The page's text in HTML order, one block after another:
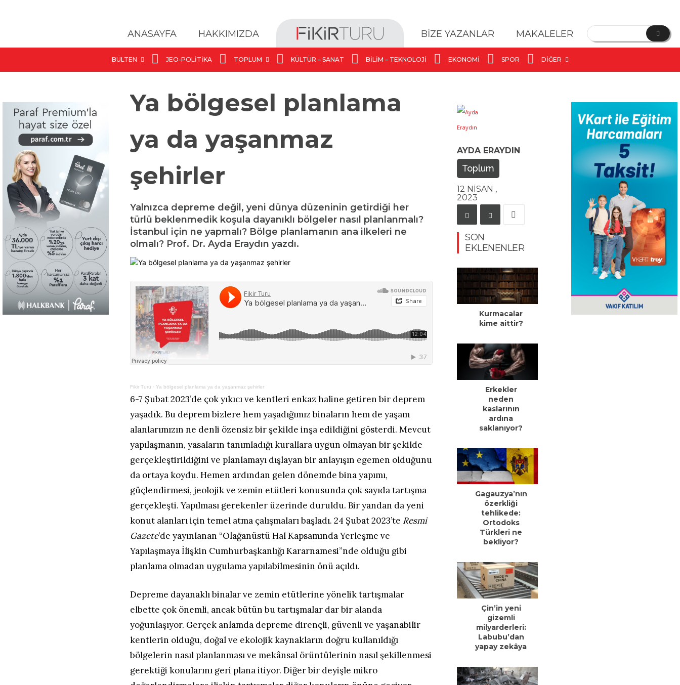
ANASAYFA HAKKIMIZDA BİZE YAZANLAR MAKALELER
BÜLTEN JEO-POLITIKA TOPLUM KÜLTÜR – SANAT BILIM – TEKNOLOJI EKONOMI SPOR DIĞER
Ya bölgesel planlama
ya da yaşanmaz
şehirler
Yalnızca depreme değil, yeni dünya düzeninin getirdiği her
türlü beklenmedik koşula dayanıklı bölgeler nasıl planlanmalı?
İstanbul için ne yapmalı? Bölge planlamanın ana ilkeleri ne
olmalı? Prof. Dr. Ayda Eraydın yazdı.
Fikir Turu ·Ya bölgesel planlama ya da yaşanmaz şehirler
6-7 Şubat 2023’de çok yıkıcı ve kentleri enkaz haline getiren bir deprem
yaşadık. Bu deprem bizlere hem yaşadığımız binaların hem de yaşam
alanlarımızın ne denli özensiz bir şekilde inşa edildiğini gösterdi. Mevcut
yapılaşmanın, yasaların tanımladığı kurallara uygun olmayan bir şekilde
gerçekleştirildiğini ve planlamayı dışlayan bir anlayışın egemen olduğunu
da ortaya koydu. Hemen ardından gelen dönemde bina yapımı,
güçlendirmesi, jeolojik ve zemin etütleri konusunda çok sayıda tartışma
gerçekleşti. Yapılması gerekenler üzerinde duruldu. Bir yandan da yeni
konut alanları için temel atma çalışmaları başladı. 24 Şubat 2023’te Resmi
Gazete’de yayınlanan “Olağanüstü Hal Kapsamında Yerleşme ve
Yapılaşmaya İlişkin Cumhurbaşkanlığı Kararnamesi”nde olduğu gibi
planlama olmadan uygulama yapılabilmesinin önü açıldı.
Depreme dayanaklı binalar ve zemin etütlerine yönelik tartışmalar
elbette çok önemli, ancak bütün bu tartışmalar dar bir alanda
yoğunlaşıyor. Gerçek anlamda depreme dirençli, güvenli ve yaşanabilir
kentlerin olduğu, doğal ve ekolojik kaynakların doğru kullanıldığı
bölgelerin nasıl planlanması ve mekânsal örüntülerinin nasıl şekillenmesi
gerektiği konularını geri plana itiyor. Diğer bir deyişle mikro
AYDA ERAYDIN
Toplum
12 NISAN ,
2023
SON
EKLENENLER
Kurmacalar
kime aittir?
Erkekler
neden
kaslarının
ardına
saklanıyor?
Gagauzya’nın
özerkliği
tehlikede:
Ortodoks
Türkleri ne
bekliyor?
Çin’in yeni
gizemli
milyarderleri:
Labubu’dan
yapay zekâya